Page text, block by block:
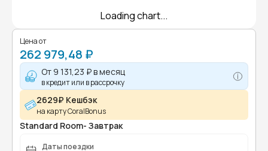
Loading chart...
Цена от
262 979,48 ₽
От 9 131,23 ₽в месяц
в кредит или в рассрочку
2629₽ Кешбэк
на карту CoralBonus
Standard Room- Завтрак
Даты поездки